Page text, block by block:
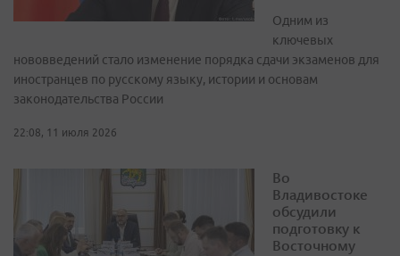
Одним из
ключевых
нововведений стало изменение порядка сдачи экзаменов для
иностранцев по русскому языку, истории и основам
законодательства России
22:08, 11 июля 2026
Во
Владивостоке
обсудили
подготовку к
Восточному